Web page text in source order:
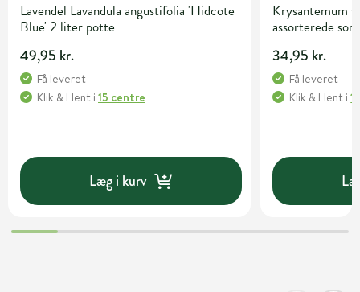
Lavendel Lavandula angustifolia 'Hidcote
Blue' 2 liter potte
49,95 kr.
Få leveret
Klik & Hent i 15 centre
Læg i kurv
Krysantemum
assorterede
34,95 kr.
Få leveret
Klik & Hent i